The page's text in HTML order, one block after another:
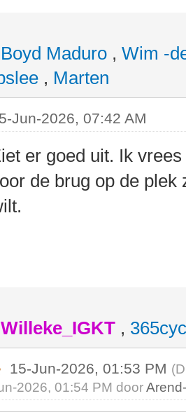
Boyd Maduro , Wim -
, Marten
Jun-2026, 07:42 AM
er goed uit. Ik
de brug op de
Willeke_IGKT ,
15-Jun-2026, 01:53 PM
2026, 01:54 PM door